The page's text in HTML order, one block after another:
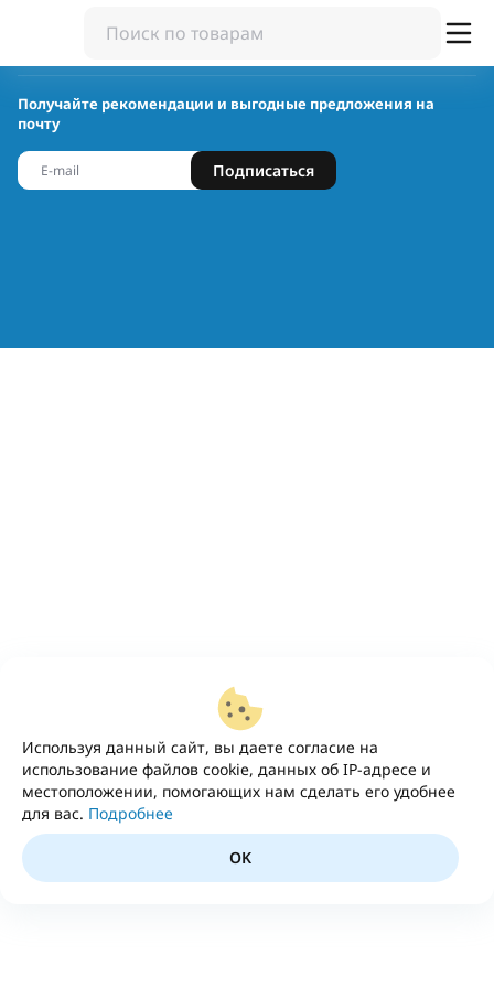
Используя данный сайт, вы даете согласие на
использование файлов cookie, данных об IP-адресе и
местоположении, помогающих нам сделать его удобнее
для вас. Подробнее
OK
Получайте рекомендации и выгодные предложения на
почту
Подписаться